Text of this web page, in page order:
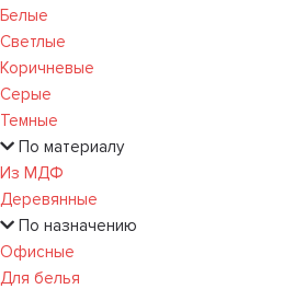
Белые
Светлые
Коричневые
Серые
Темные
По материалу
Из МДФ
Деревянные
По назначению
Офисные
Для белья